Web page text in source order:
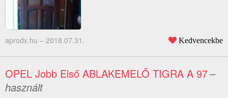
aprodx.hu – 2018.07.31. Kedvencekbe
OPEL Jobb Első ABLAKEMELŐ TIGRA A 97–
használt